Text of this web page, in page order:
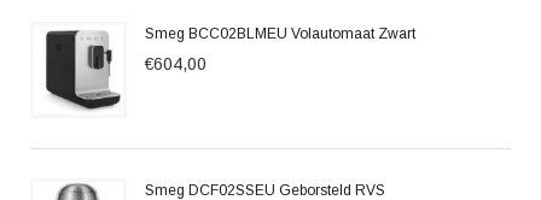
Smeg BCC02BLMEU Volautomaat Zwart
€604,00
Smeg DCF02SSEU Geborsteld RVS